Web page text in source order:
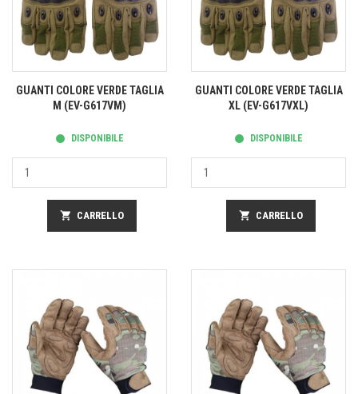
GUANTI COLORE VERDE TAGLIA
M (EV-G617VM)
DISPONIBILE
shopping_cart CARRELLO
GUANTI COLORE VERDE TAGLIA
XL (EV-G617VXL)
DISPONIBILE
shopping_cart CARRELLO